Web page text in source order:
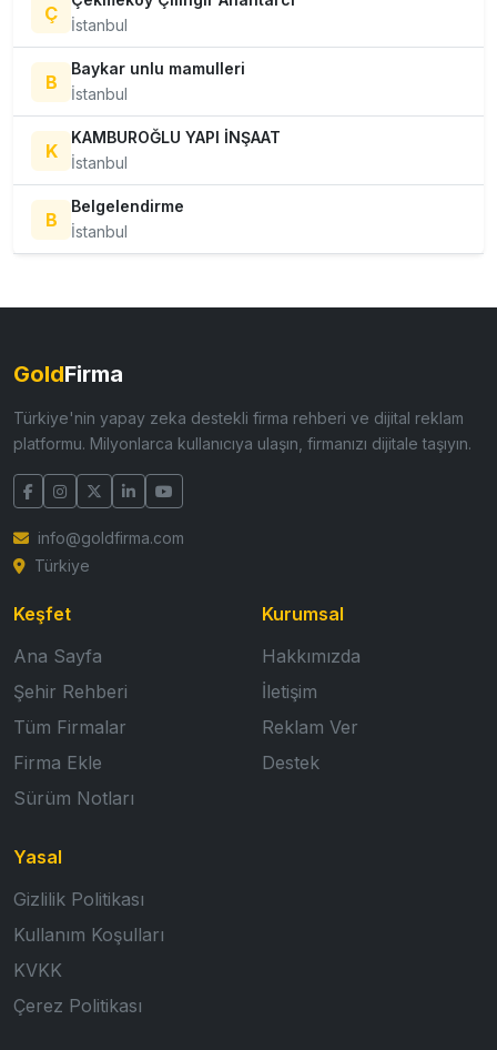
Ç
İstanbul
B
Baykar unlu mamulleri
İstanbul
K
KAMBUROĞLU YAPI İNŞAAT
İstanbul
B
Belgelendirme
İstanbul
GoldFirma
Türkiye'nin yapay zeka destekli firma rehberi ve dijital reklam
platformu. Milyonlarca kullanıcıya ulaşın, firmanızı dijitale taşıyın.
info@goldfirma.com
Türkiye
Keşfet
Ana Sayfa
Şehir Rehberi
Tüm Firmalar
Firma Ekle
Sürüm Notları
Kurumsal
Hakkımızda
İletişim
Reklam Ver
Destek
Yasal
Gizlilik Politikası
Kullanım Koşulları
KVKK
Çerez Politikası